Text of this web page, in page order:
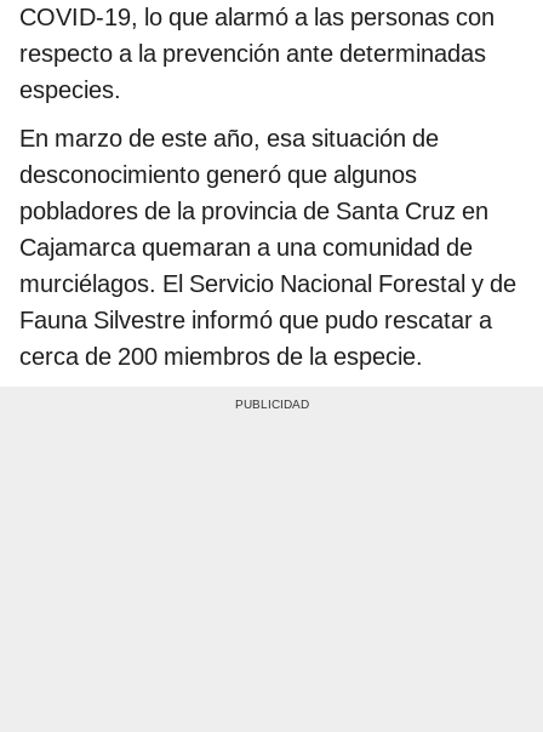
COVID-19, lo que alarmó a las personas con
respecto a la prevención ante determinadas
especies.
En marzo de este año, esa situación de
desconocimiento generó que algunos
pobladores de la provincia de Santa Cruz en
Cajamarca quemaran a una comunidad de
murciélagos. El Servicio Nacional Forestal y de
Fauna Silvestre informó que pudo rescatar a
cerca de 200 miembros de la especie.